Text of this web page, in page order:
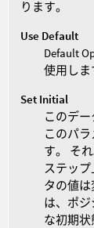
ります。
Use Default
Default
使用しま
Set Initial
このデー
このパ
す。 そ
ステッ
タの値
は、ポジ
な初期